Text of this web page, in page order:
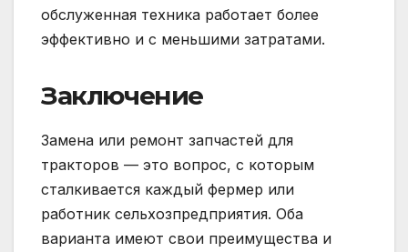
обслуженная техника работает более
эффективно и с меньшими затратами.
Заключение
Замена или ремонт запчастей для
тракторов — это вопрос, с которым
сталкивается каждый фермер или
работник сельхозпредприятия. Оба
варианта имеют свои преимущества и